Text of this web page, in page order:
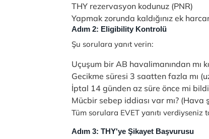
THY rezervasyon kodunuz (PNR)
Yapmak zorunda kaldığınız ek
Adım 2: Eligibility Kontrolü
Şu sorulara yanıt verin:
Uçuşum bir AB havalimanından mı
Gecikme süresi 3 saatten fazla mı
İptal 14 günden az süre önce mi
Mücbir sebep iddiası var mı? (Hava
Tüm sorulara EVET yanıtı
Adım 3: THY'ye Şikayet Başvurusu